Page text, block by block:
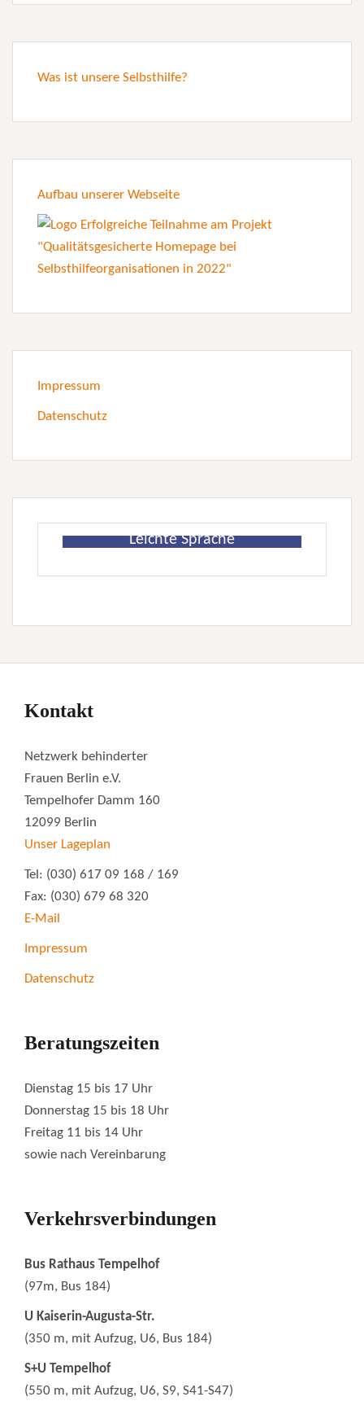
Was ist unsere Selbsthilfe?
Aufbau unserer Webseite
Impressum
Datenschutz
Leichte Sprache
Kontakt
Netzwerk behinderter
Frauen Berlin e.V.
Tempelhofer Damm 160
12099 Berlin
Unser Lageplan
Tel: (030) 617 09 168 / 169
Fax: (030) 679 68 320
E-Mail
Impressum
Datenschutz
Beratungszeiten
Dienstag 15 bis 17 Uhr
Donnerstag 15 bis 18 Uhr
Freitag 11 bis 14 Uhr
sowie nach Vereinbarung
Verkehrsverbindungen
Bus Rathaus Tempelhof
(97m, Bus 184)
U Kaiserin-Augusta-Str.
(350 m, mit Aufzug, U6, Bus 184)
S+U Tempelhof
(550 m, mit Aufzug, U6, S9, S41-S47)